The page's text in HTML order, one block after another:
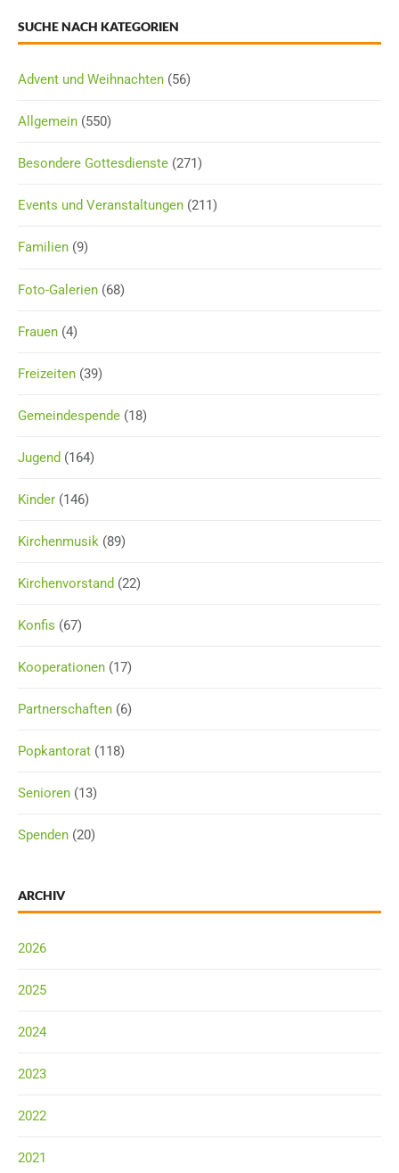
SUCHE NACH KATEGORIEN
Advent und Weihnachten (56)
Allgemein (550)
Besondere Gottesdienste (271)
Events und Veranstaltungen (211)
Familien (9)
Foto-Galerien (68)
Frauen (4)
Freizeiten (39)
Gemeindespende (18)
Jugend (164)
Kinder (146)
Kirchenmusik (89)
Kirchenvorstand (22)
Konfis (67)
Kooperationen (17)
Partnerschaften (6)
Popkantorat (118)
Senioren (13)
Spenden (20)
ARCHIV
2026
2025
2024
2023
2022
2021